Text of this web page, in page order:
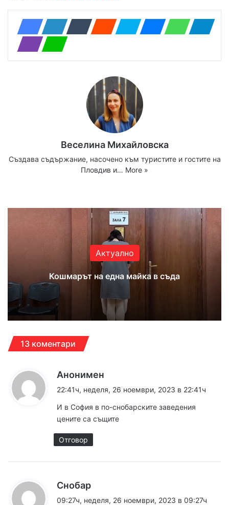
Веселина Михайловска
Създава съдържание, насочено към туристите и гостите на
Пловдив и… More »
Актуално
Кошмарът на една майка в съда
13 коментари
Анонимен
а
:
22:41ч, неделя, 26 ноември, 2023 в 22:41ч
И в София в по-снобарските заведения
цените са същите
Отговор
Снобар
09:27ч, неделя, 26 ноември, 2023 в 09:27ч